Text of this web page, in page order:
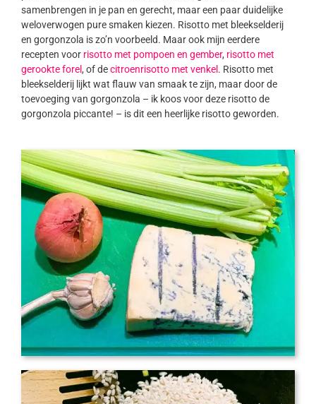
samenbrengen in je pan en gerecht, maar een paar duidelijke
weloverwogen pure smaken kiezen. Risotto met bleekselderij
en gorgonzola is zo’n voorbeeld. Maar ook mijn eerdere
recepten voor risotto met pompoen en gember, risotto met
gerookte forel, of decitroenrisotto met venkel . Risotto met
bleekselderij lijkt wat flauw van smaak te zijn, maar door de
toevoeging van gorgonzola – ik koos voor deze risotto de
gorgonzola piccante! – is dit een heerlijke risotto geworden.